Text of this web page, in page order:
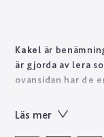
Kakel är
är gjorda av lera
ovansidan har de
Läs mer